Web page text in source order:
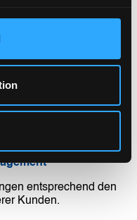
Flughäfen
– LCL – Ro/Ro –
entsprechend den
Kunden.